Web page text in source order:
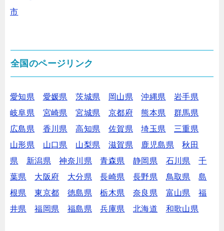
市
全国のページリンク
愛知県 愛媛県 茨城県 岡山県 沖縄県
岩手県
岐阜県
宮崎県 宮城県 京都府 熊本県
群馬県
広島県
香川県 高知県 佐賀県 埼玉県
三重県
山形県
山口県 山梨県 滋賀県 鹿児島県
秋田
県
新潟県 神奈川県 青森県 静岡県 石川県
千
葉県
大阪府 大分県 長崎県 長野県 鳥取県
島
根県
東京都 徳島県 栃木県 奈良県 富山県
福
井県
福岡県 福島県 兵庫県 北海道 和歌山県